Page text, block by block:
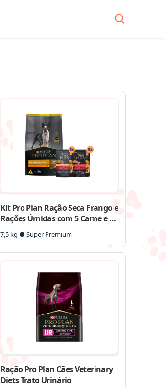
Kit Pro Plan Ração Seca Frango e
Rações Úmidas com 5 Carne e 5
Frango Cães Adultos Porte
Pequeno – 10 Sachês + 7,5 Kg
7,5 kg ● Super Premium
Ração Pro Plan Cães Veterinary
Diets Trato Urinário